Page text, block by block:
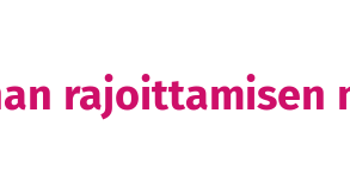
rajoittamisesta
laatu ja seuraamus
rajoittamisen